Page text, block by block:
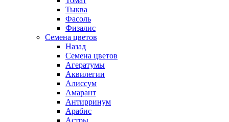
Тыква
Фасоль
Физалис
Семена цветов
Назад
Семена цветов
Агератумы
Аквилегии
Алиссум
Амарант
Антирринум
Арабис
Астры